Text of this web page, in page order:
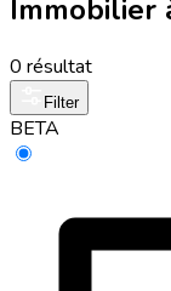
Immobilier
0 résultat
Filter
BETA